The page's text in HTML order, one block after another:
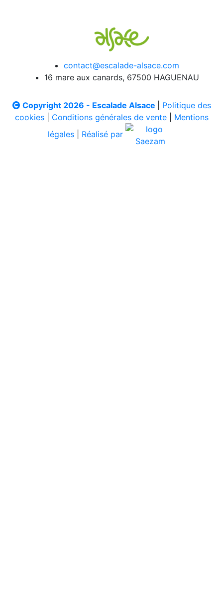
contact@escalade-alsace.com
16 mare aux canards, 67500 HAGUENAU
Copyright 2026 - Escalade Alsace
Politique des
cookies| Conditions générales de vente| Mentions
légales
Réalisé par